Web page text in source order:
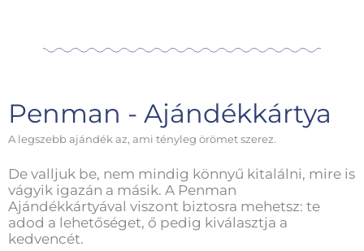
Penman - Ajándékkártya
A legszebb ajándék az, ami tényleg örömet szerez.
De valljuk be, nem mindig könnyű kitalálni, mire is
vágyik igazán a másik. A Penman
Ajándékkártyával viszont biztosra mehetsz: te
adod a lehetőséget, ő pedig kiválasztja a
kedvencét.